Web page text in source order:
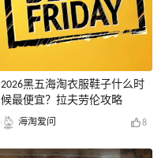
2026黑五海淘衣服鞋子什么时
候最便宜？拉夫劳伦攻略
海淘爱问 8